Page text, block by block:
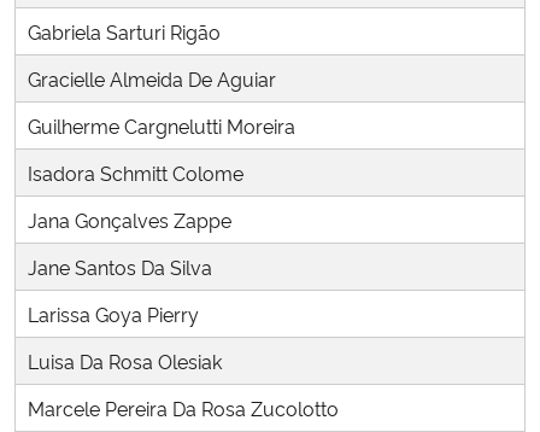
Ministério da Ciência, Tecnologia, Inovações e Comunicações
Ministério do Meio Ambiente
Ministério do Turismo
Ministério do Desenvolvimento Regional
Controladoria-Geral da União
Ministério da Mulher, da Família e dos Direitos Humanos
Gabriela Sarturi Rigão
Gracielle Almeida De Aguiar
Guilherme Cargnelutti Moreira
Isadora Schmitt Colome
Jana Gonçalves Zappe
Jane Santos Da Silva
Larissa Goya Pierry
Luisa Da Rosa Olesiak
Marcele Pereira Da Rosa Zucolotto